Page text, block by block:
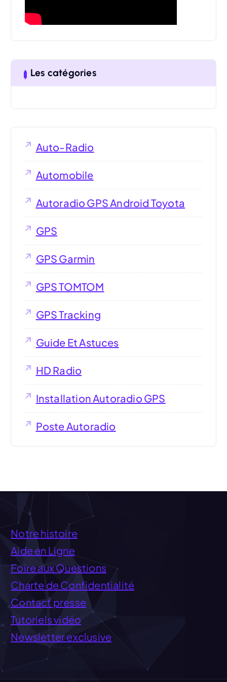
:
Les catégories
Auto-Radio
Automobile
Autoradio GPS Android Toyota
GPS
GPS Garmin
GPS TOMTOM
GPS Tracking
Guide Et Astuces
HD Radio
Installation Autoradio GPS
Poste Autoradio
Notre histoire
Aide en Ligne
Foire aux Questions
Charte de Confidentialité
Contact presse
Tutoriels vidéo
Newsletter exclusive